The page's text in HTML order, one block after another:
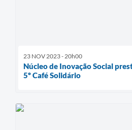
23 NOV 2023 - 20h00
Núcleo de Inovação Social
5º Café Solidário